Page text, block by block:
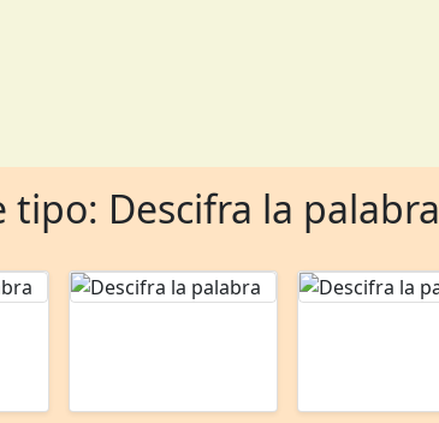
tipo: Descifra la palabra